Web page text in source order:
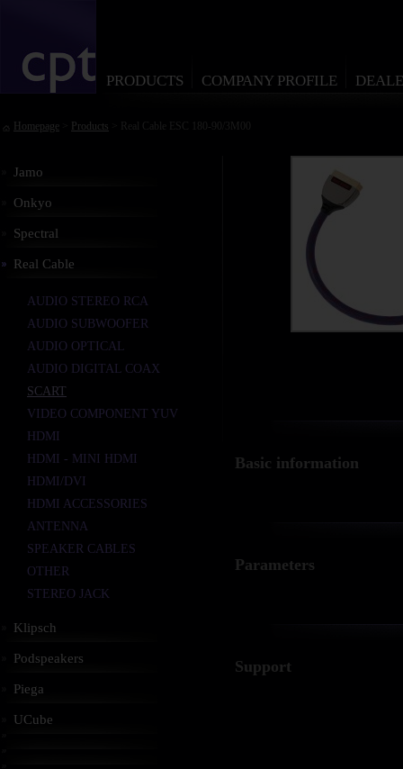
PRODUCTS COMPANY PROFILE
Homepage Products > Real Cable ESC 180-90/3M00
Jamo
Onkyo
Spectral
Real Cable
AUDIO STEREO RCA
AUDIO SUBWOOFER
AUDIO OPTICAL
AUDIO DIGITAL COAX
SCART
VIDEO COMPONENT YUV
HDMI
HDMI - MINI HDMI
HDMI/DVI
HDMI ACCESSORIES
ANTENNA
SPEAKER CABLES
OTHER
STEREO JACK
Klipsch
Podspeakers
Piega
UCube
Basic information
Parameters
Support